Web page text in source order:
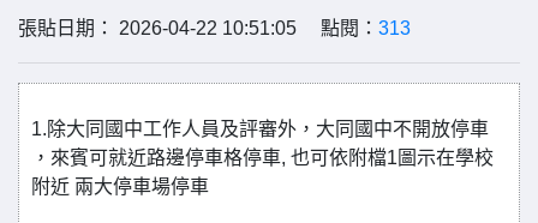
張貼日期： 2026-04-22 10:51:05 點閱： 313
1.除大同國中工作人員及評審外，大同國中不開放停車
，來賓可就近路邊停車格停車, 也可依附檔1圖示在學校
附近 兩大停車場停車